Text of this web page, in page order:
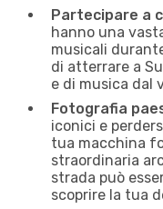
Partecipare a
hanno una
musicali
di atterrare a
e di musica dal
Fotografia
iconici e
tua macchina
straordinaria
strada può
scoprire la tua